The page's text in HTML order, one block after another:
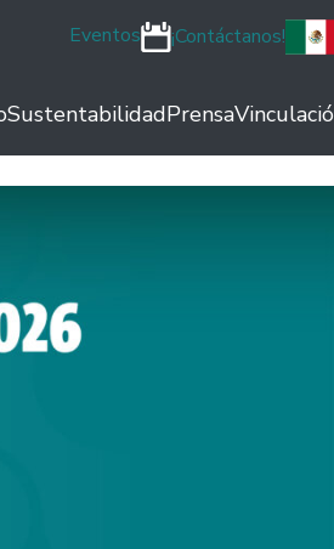
Eventos ¡Contáctanos!
SustentabilidadPrensa